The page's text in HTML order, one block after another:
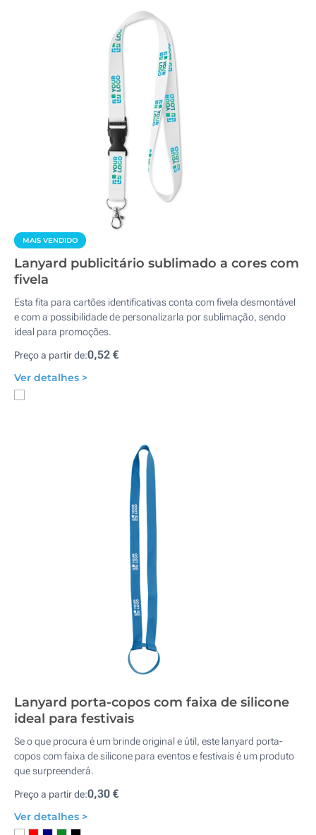
MAIS VENDIDO
Lanyard publicitário sublimado a cores com
fivela
Esta fita para cartões identificativas conta com fivela desmontável
e com a possibilidade de personalizarla por sublimação, sendo
ideal para promoções.
Preço a partir de:0,52 €
Ver detalhes >
Lanyard porta-copos com faixa de silicone
ideal para festivais
Se o que procura é um brinde original e útil, este lanyard porta-
copos com faixa de silicone para eventos e festivais é um produto
que surpreenderá.
Preço a partir de:0,30 €
Ver detalhes >